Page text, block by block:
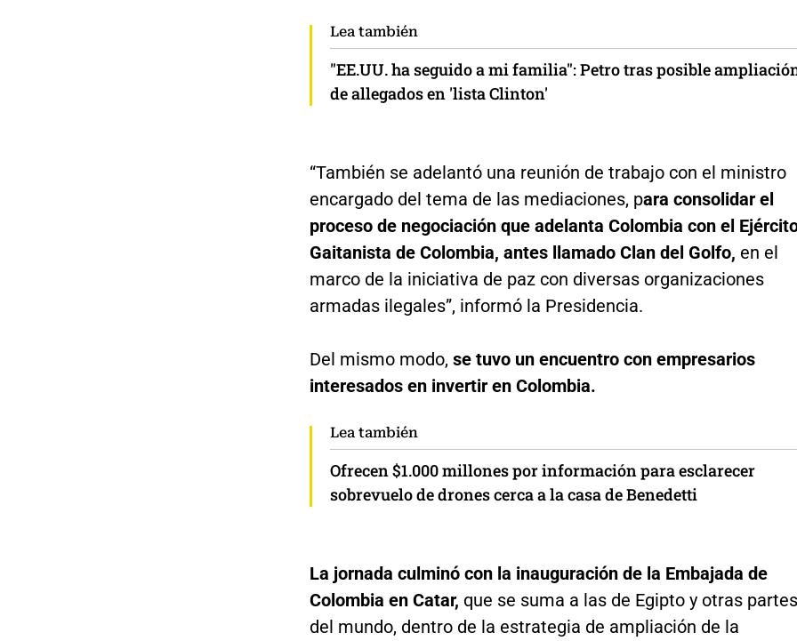
Lea también
"EE.UU. ha seguido a mi familia": Petro tras posible
de allegados en 'lista Clinton'
“También se adelantó una reunión de trabajo con el ministro
encargado del tema de las mediaciones, para consolidar el
proceso de negociación que adelanta Colombia con el
Gaitanista de Colombia, antes llamado Clan del Golfo, en el
marco de la iniciativa de paz con diversas organizaciones
armadas ilegales”, informó la Presidencia.​
​Del mismo modo, se tuvo un encuentro con empresarios
interesados en invertir en Colombia.
Lea también
Ofrecen $1.000 millones por información para esclarecer
sobrevuelo de drones cerca a la casa de Benedetti
La jornada culminó con la inauguración de la Embajada de
Colombia en Catar, que se suma a las de Egipto y otras partes
del mundo, dentro de la estrategia de ampliación de la